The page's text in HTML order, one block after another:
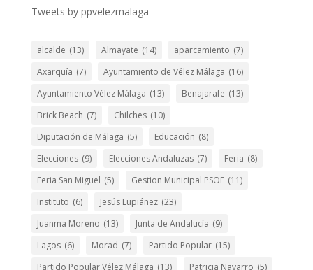
Tweets by ppvelezmalaga
alcalde (13) Almayate (14) aparcamiento (7)
Axarquía (7) Ayuntamiento de Vélez Málaga (16)
Ayuntamiento Vélez Málaga (13) Benajarafe (13)
Brick Beach (7) Chilches (10)
Diputación de Málaga (5) Educación (8)
Elecciones (9) Elecciones Andaluzas (7) Feria (8)
Feria San Miguel (5) Gestion Municipal PSOE (11)
Instituto (6) Jesús Lupiáñez (23)
Juanma Moreno (13) Junta de Andalucía (9)
Lagos (6) Morad (7) Partido Popular (15)
Partido Popular Vélez Málaga (13) Patricia Navarro (5)